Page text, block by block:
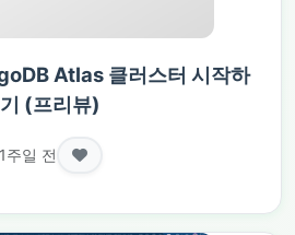
Atlas 클러스터 시작하
기 (프리뷰)
1주일 전